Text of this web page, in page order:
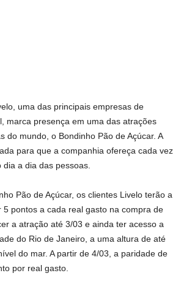
uma das principais empresas de
marca presença em uma das atrações
do mundo, o Bondinho Pão de Açúcar. A
para que a companhia ofereça cada vez
a dia das pessoas.
Pão de Açúcar, os clientes Livelo terão a
pontos a cada real gasto na compra de
a atração até 3/03 e ainda ter acesso a
do Rio de Janeiro, a uma altura de até
do mar. A partir de 4/03, a paridade de
por real gasto.